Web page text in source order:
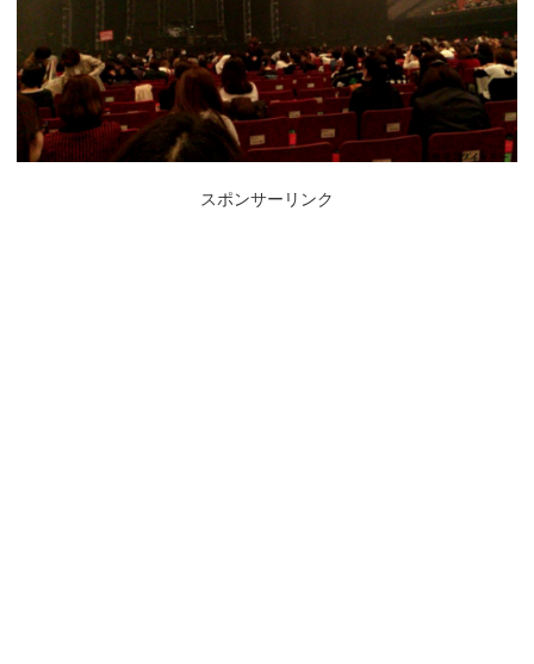
スポンサーリンク